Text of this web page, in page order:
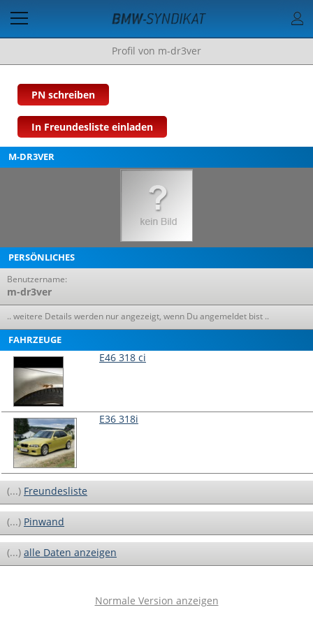
Profil von m-dr3ver
PN schreiben
In Freundesliste einladen
M-DR3VER
PERSÖNLICHES
Benutzername:
m-dr3ver
.. weitere Details werden nur angezeigt, wenn Du angemeldet bist ..
FAHRZEUGE
E46 318 ci
E36 318i
(...) Freundesliste
(...) Pinwand
(...) alle Daten anzeigen
Normale Version anzeigen